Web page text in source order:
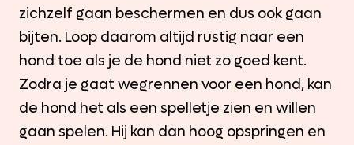
zichzelf gaan beschermen en dus ook gaan
bijten. Loop daarom altijd rustig naar een
hond toe als je de hond niet zo goed kent.
Zodra je gaat wegrennen voor een hond, kan
de hond het als een spelletje zien en willen
gaan spelen. Hij kan dan hoog opspringen en